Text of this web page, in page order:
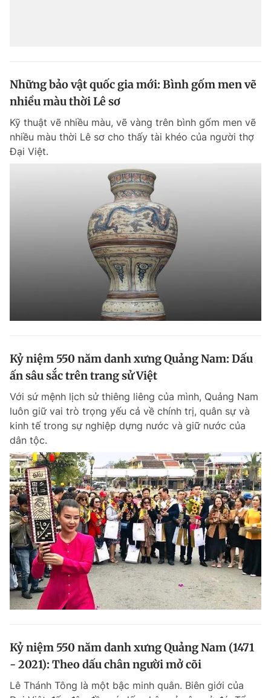
Những bảo vật quốc gia mới: Bình gốm men vẽ
nhiều màu thời Lê sơ
Kỹ thuật vẽ nhiều màu, vẽ vàng trên bình gốm men vẽ
nhiều màu thời Lê sơ cho thấy tài khéo của người thợ
Đại Việt.
Kỷ niệm 550 năm danh xưng Quảng Nam: Dấu
ấn sâu sắc trên trang sử Việt
Với sứ mệnh lịch sử thiêng liêng của mình, Quảng Nam
luôn giữ vai trò trọng yếu cả về chính trị, quân sự và
kinh tế trong sự nghiệp dựng nước và giữ nước của
dân tộc.
Kỷ niệm 550 năm danh xưng Quảng Nam (1471
- 2021): Theo dấu chân người mở cõi
Lê Thánh Tông là một bậc minh quân. Biên giới của